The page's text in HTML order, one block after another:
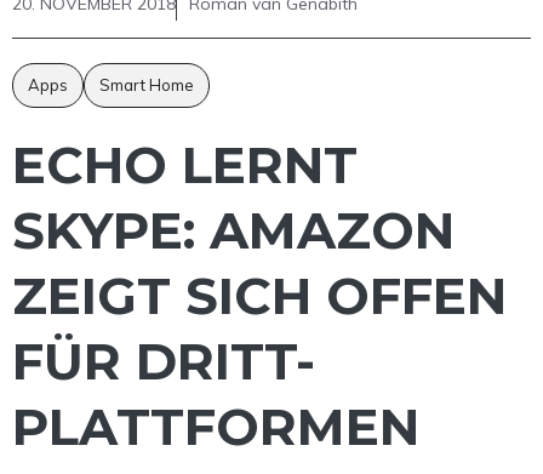
Apps Smart Home
ECHO LERNT
SKYPE: AMAZON
ZEIGT SICH OFFEN
FÜR DRITT-
PLATTFORMEN